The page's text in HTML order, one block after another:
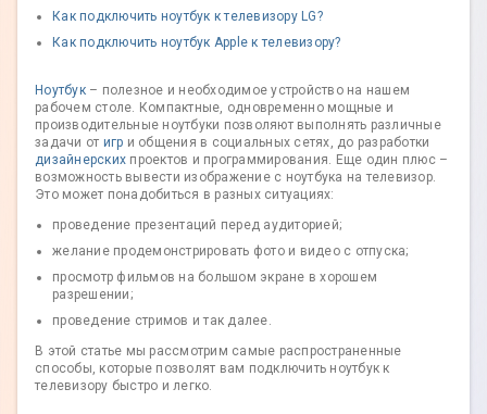
Как подключить ноутбук к телевизору LG?
Как подключить ноутбук Apple к телевизору?
Ноутбук – полезное и необходимое устройство на нашем
рабочем столе. Компактные, одновременно мощные и
производительные ноутбуки позволяют выполнять различные
задачи от игр и общения в социальных сетях, до разработки
дизайнерских проектов и программирования. Еще один плюс –
возможность вывести изображение с ноутбука на телевизор.
Это может понадобиться в разных ситуациях:
проведение презентаций перед аудиторией;
желание продемонстрировать фото и видео с отпуска;
просмотр фильмов на большом экране в хорошем
разрешении;
проведение стримов и так далее.
В этой статье мы рассмотрим самые распространенные
способы, которые позволят вам подключить ноутбук к
телевизору быстро и легко.